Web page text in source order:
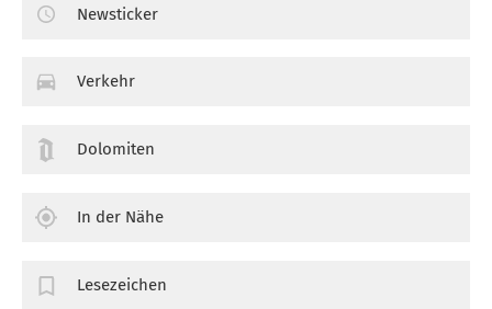
Newsticker
Verkehr
Dolomiten
In der Nähe
Lesezeichen